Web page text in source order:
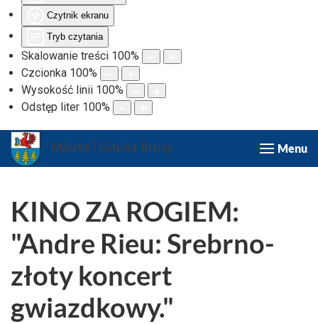
Czytnik ekranu
Tryb czytania
Skalowanie treści 100%
Czcionka 100%
Wysokość linii 100%
Odstęp liter 100%
Menu
KINO ZA ROGIEM:
"Andre Rieu: Srebrno-
złoty koncert
gwiazdkowy."